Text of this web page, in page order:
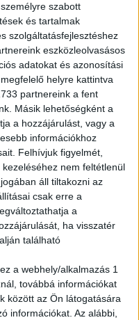
szabott
és tartalmak
szolgáltatásfejlesztéshez
eszközleolvasásos
adatokat és azonosítási
helyre kattintva
partnereink a fent
Másik lehetőségként a
a hozzájárulást, vagy a
információkhoz
Felhívjuk figyelmét,
nem feltétlenül
áll tiltakozni az
csak erre a
a
ha visszatér
található
a webhely/alkalmazás 1
továbbá információkat
között az Ön látogatására
információkat. Az alábbi,
kérni fizetési előleget
a Starbucks, KFC
tréningeken